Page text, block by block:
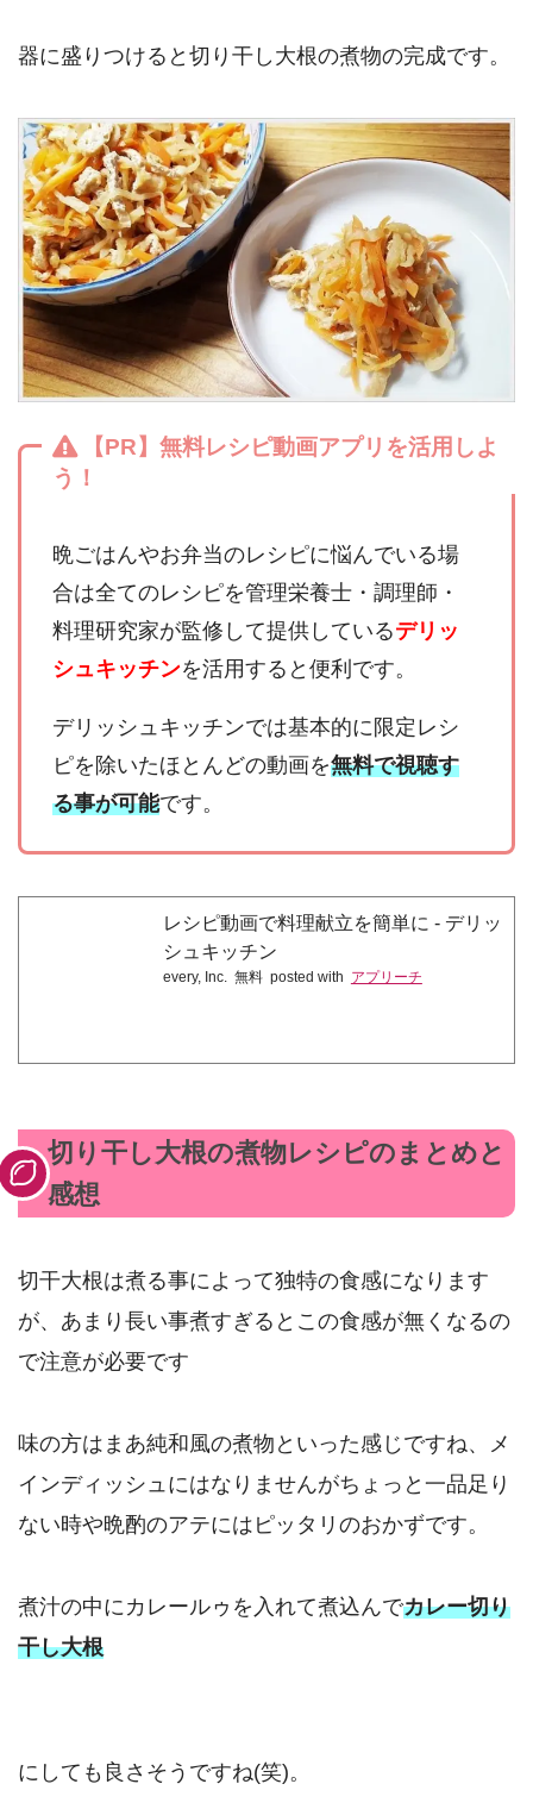
器に盛りつけると切り干し大根の煮物の完成です。
【PR】無料レシピ動画アプリを活用しよ
う！
晩ごはんやお弁当のレシピに悩んでいる場
合は全てのレシピを管理栄養士・調理師・
料理研究家が監修して提供しているデリッ
シュキッチンを活用すると便利です。
デリッシュキッチンでは基本的に限定レシ
ピを除いたほとんどの動画を無料で視聴す
る事が可能です。
レシピ動画で料理献立を簡単‪に - デリッ
シュキッチン
every, Inc. 無料 posted with アプリーチ
切り干し大根の煮物レシピのまとめと
感想
切干大根は煮る事によって独特の食感になります
が、あまり長い事煮すぎるとこの食感が無くなるの
で注意が必要です
味の方はまあ純和風の煮物といった感じですね、メ
インディッシュにはなりませんがちょっと一品足り
ない時や晩酌のアテにはピッタリのおかずです。
煮汁の中にカレールゥを入れて煮込んでカレー切り
干し大根
にしても良さそうですね(笑)。